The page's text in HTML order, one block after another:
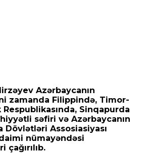
Azərbaycanın
zamanda Filippində, Timor-
Sinqapurda
səfiri və Azərbaycanın
Dövlətləri Assosiasiyası
nümayəndəsi